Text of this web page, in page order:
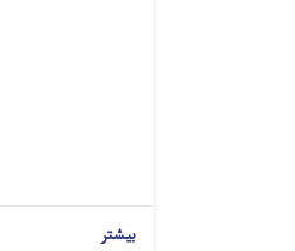
بیشتر